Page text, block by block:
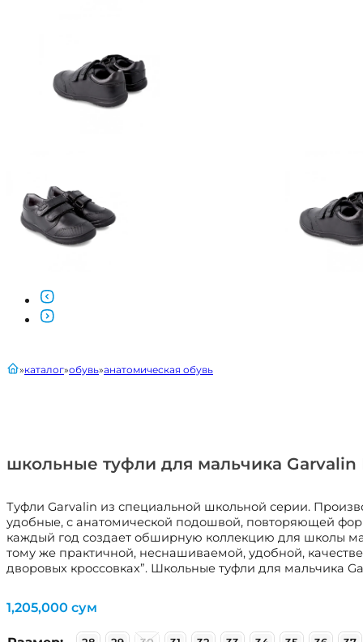
школьные туфли для мальчика Garvalin
Туфли Garvalin из специальной школьной серии.
удобные, с анатомической подошвой, повторяющей
каждый год создает обширную коллекцию для школы
тому же практичной, неснашиваемой, удобной,
дворовых кроссовках”. Школьные туфли для мальчика
главнаякаталог обувь анатомическая обувь
1,205,000 сум